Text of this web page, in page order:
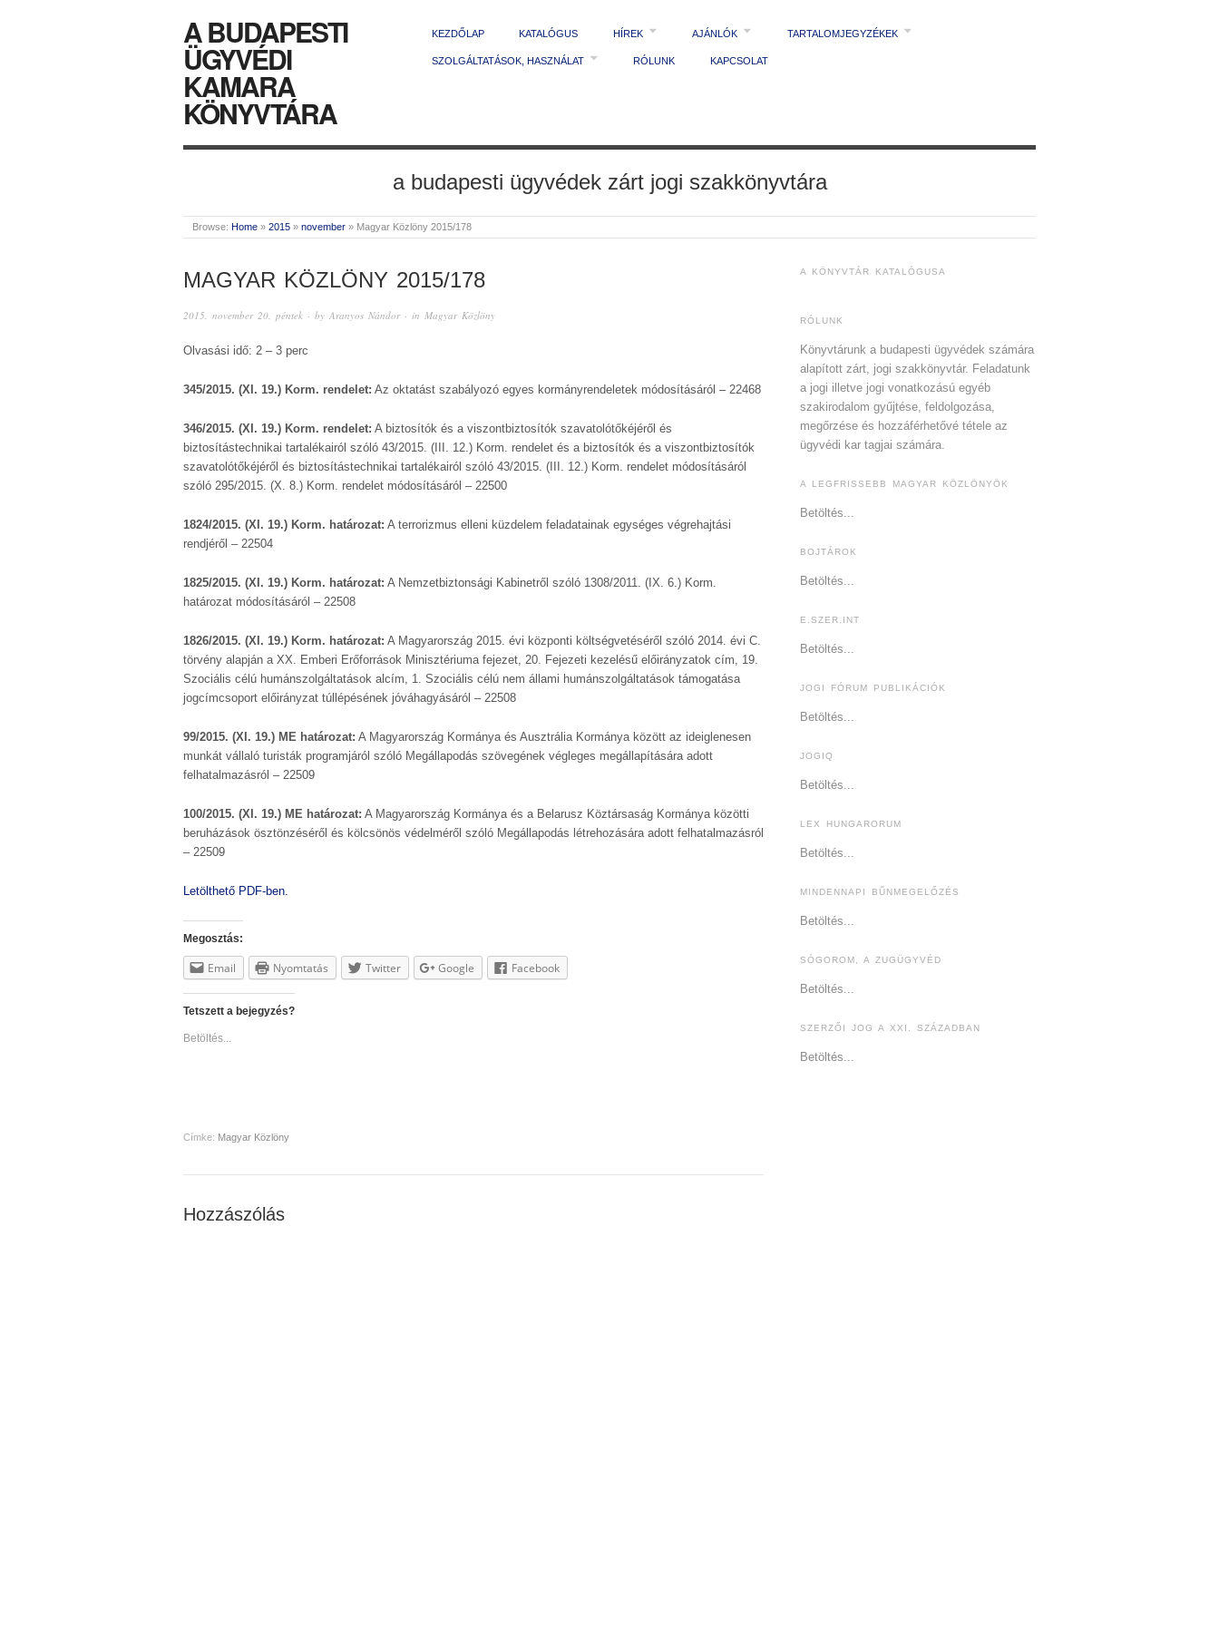
A BUDAPESTI
ÜGYVÉDI
KAMARA
KÖNYVTÁRA
KEZDŐLAP KATALÓGUS HÍREK AJÁNLÓK TARTALOMJEGYZÉKEK
SZOLGÁLTATÁSOK, HASZNÁLAT RÓLUNK KAPCSOLAT
a budapesti ügyvédek zárt jogi szakkönyvtára
Browse: Home » 2015 » november » Magyar Közlöny 2015/178
MAGYAR KÖZLÖNY 2015/178
2015. november 20. péntek · by Aranyos Nándor· in Magyar Közlöny
Olvasási idő: 2 – 3 perc
345/2015. (XI. 19.) Korm. rendelet: Az oktatást szabályozó egyes kormányrendeletek módosításáról – 22468
346/2015. (XI. 19.) Korm. rendelet: A biztosítók és a viszontbiztosítók szavatolótőkéjéről és
biztosítástechnikai tartalékairól szóló 43/2015. (III. 12.) Korm. rendelet és a biztosítók és a viszontbiztosítók
szavatolótőkéjéről és biztosítástechnikai tartalékairól szóló 43/2015. (III. 12.) Korm. rendelet módosításáról
szóló 295/2015. (X. 8.) Korm. rendelet módosításáról – 22500
1824/2015. (XI. 19.) Korm. határozat: A terrorizmus elleni küzdelem feladatainak egységes végrehajtási
rendjéről – 22504
1825/2015. (XI. 19.) Korm. határozat: A Nemzetbiztonsági Kabinetről szóló 1308/2011. (IX. 6.) Korm.
határozat módosításáról – 22508
1826/2015. (XI. 19.) Korm. határozat: A Magyarország 2015. évi központi költségvetéséről szóló 2014. évi C.
törvény alapján a XX. Emberi Erőforrások Minisztériuma fejezet, 20. Fejezeti kezelésű előirányzatok cím, 19.
Szociális célú humánszolgáltatások alcím, 1. Szociális célú nem állami humánszolgáltatások támogatása
jogcímcsoport előirányzat túllépésének jóváhagyásáról – 22508
99/2015. (XI. 19.) ME határozat: A Magyarország Kormánya és Ausztrália Kormánya között az ideiglenesen
munkát vállaló turisták programjáról szóló Megállapodás szövegének végleges megállapítására adott
felhatalmazásról – 22509
100/2015. (XI. 19.) ME határozat: A Magyarország Kormánya és a Belarusz Köztársaság Kormánya közötti
beruházások ösztönzéséről és kölcsönös védelméről szóló Megállapodás létrehozására adott felhatalmazásról
– 22509
Letölthető PDF-ben.
Megosztás:
Email Nyomtatás Twitter Google Facebook
Tetszett a bejegyzés?
Betöltés...
Címke: Magyar Közlöny
Hozzászólás
A KÖNYVTÁR KATALÓGUSA
RÓLUNK
Könyvtárunk a budapesti ügyvédek számára
alapított zárt, jogi szakkönyvtár. Feladatunk
a jogi illetve jogi vonatkozású egyéb
szakirodalom gyűjtése, feldolgozása,
megőrzése és hozzáférhetővé tétele az
ügyvédi kar tagjai számára.
A LEGFRISSEBB MAGYAR KÖZLÖNYÖK
Betöltés...
BOJTÁROK
Betöltés...
E.SZER.INT
Betöltés...
JOGI FÓRUM PUBLIKÁCIÓK
Betöltés...
JOGIQ
Betöltés...
LEX HUNGARORUM
Betöltés...
MINDENNAPI BŰNMEGELŐZÉS
Betöltés...
SÓGOROM, A ZUGÜGYVÉD
Betöltés...
SZERZŐI JOG A XXI. SZÁZADBAN
Betöltés...